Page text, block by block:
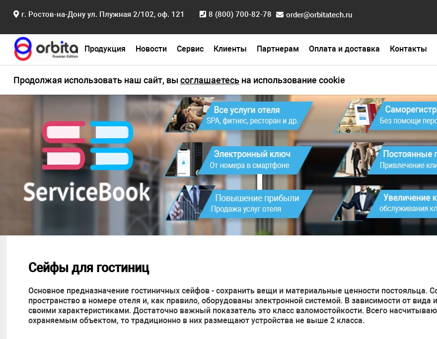
г. Ростов-на-Дону ул. Плужная 2/102, оф. 121 8 (800) 700-82-78 order@orbitatech.ru
Продукция Новости Сервис Клиенты Партнерам Оплата и доставка Контакты
Продолжая использовать наш сайт, вы соглашаетесьна использование cookie
Главная
Item
Сейфы для гостиниц
Основное предназначение гостиничных сейфов - сохранить вещи и материальные ценности
пространство в номере отеля и, как правило, оборудованы электронной системой. В зависимости от
своими характеристиками. Достаточно важный показатель это класс взломостойкости. Всего
охраняемым объектом, то традиционно в них размещают устройства не выше 2 класса.